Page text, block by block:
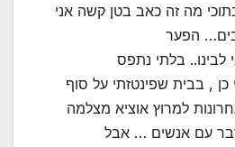
מה זה כאב בטן קשה אני
הפער
לבינו.. בלתי נתפס
, בבית שפינטזתי על סוף
למרוץ אוציא מצלמה
עם אנשים … אבל